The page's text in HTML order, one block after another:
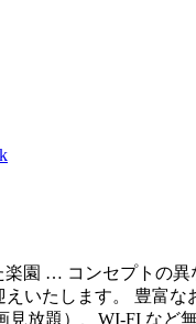
楽園 … コンセプトの異
いたします。 豊富な
見放題）、WI-FI など